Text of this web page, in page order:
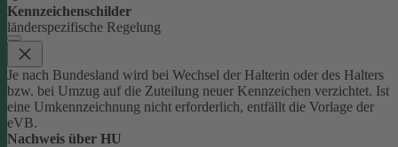
Kennzeichenschilder
länderspezifische Regelung
Je nach Bundesland wird bei Wechsel der Halterin oder des Halters
bzw. bei Umzug auf die Zuteilung neuer Kennzeichen verzichtet. Ist
eine Umkennzeichnung nicht erforderlich, entfällt die Vorlage der
eVB.
Nachweis über HU